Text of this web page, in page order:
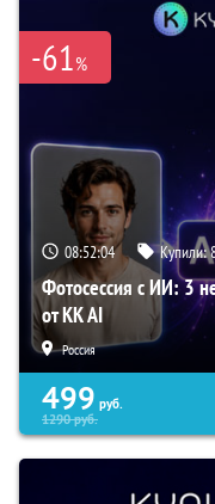
-61%
08:52:03 Купили:
Фотосессия с ИИ: 3
от KK AI
Россия
499 руб.
1290руб.